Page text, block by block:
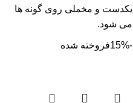
یکدست و مخملی روی گونه ها
می شود.
-15% فروخته شده